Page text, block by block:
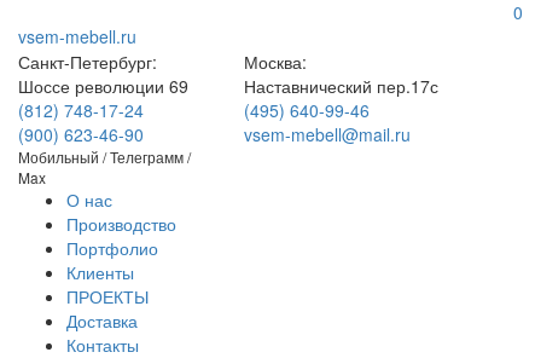
0
vsem-mebell.ru
Санкт-Петербург:
Шоссе революции 69
(812) 748-17-24
(900) 623-46-90
Мобильный / Телеграмм /
Max
Москва:
Наставнический пер.17с
(495) 640-99-46
vsem-mebell@mail.ru
О нас
Производство
Портфолио
Клиенты
ПРОЕКТЫ
Доставка
Контакты